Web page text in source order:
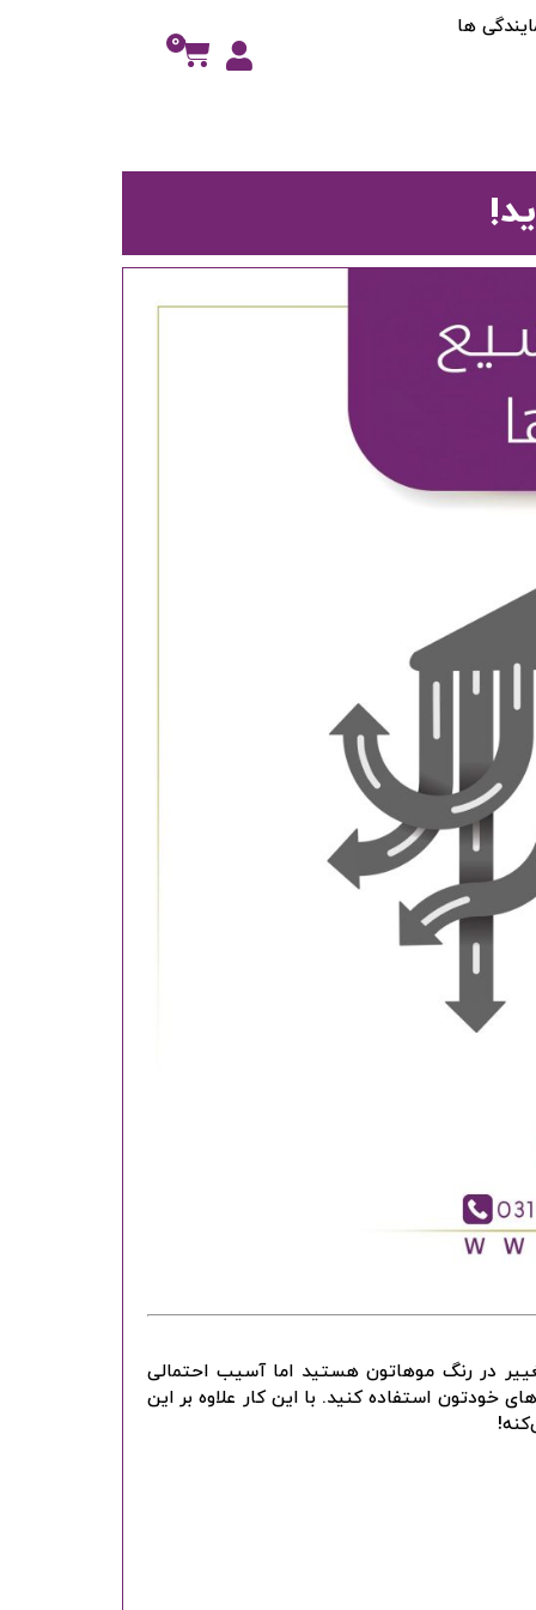
ها
0
در رنگ موهاتون هستید اما آسیب‌ احتمالی
خودتون استفاده کنید. با این کار علاوه بر این